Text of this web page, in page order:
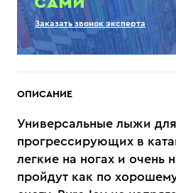
Заказать звонок эксперта
ОПИСАНИЕ
Универсальные лыжи
прогрессирующих в
легкие на ногах и
пройдут как по